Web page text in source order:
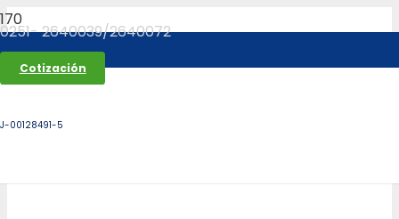
0251- 2640039/2640072
Cotización
J-00128491-5